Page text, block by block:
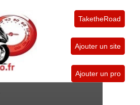
TaketheRoad
Ajouter un site
Ajouter un pro